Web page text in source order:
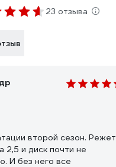
23 отзыва
второй сезон. Режет
2,5 и диск почти не
И без него все